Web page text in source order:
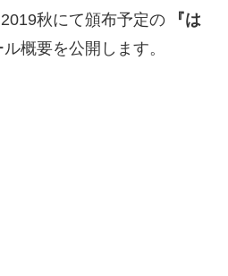
秋にて頒布予定の
『は
概要を公開します。